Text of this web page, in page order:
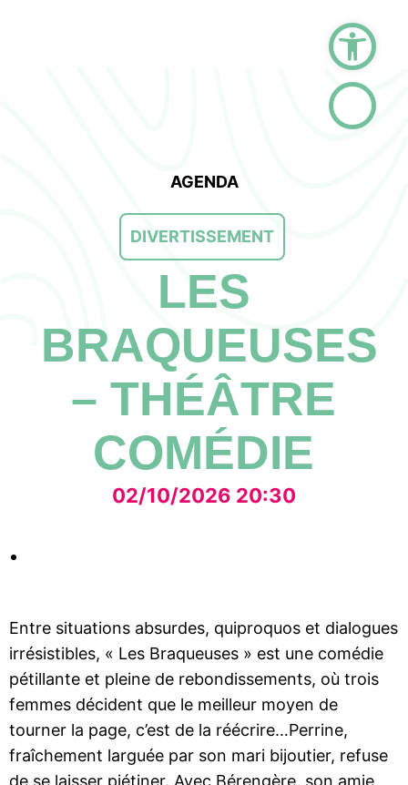
AGENDA
DIVERTISSEMENT
LES
BRAQUEUSES
– THÉÂTRE
COMÉDIE
02/10/2026 20:30
Entre situations absurdes, quiproquos et dialogues
irrésistibles, « Les Braqueuses » est une comédie
pétillante et pleine de rebondissements, où trois
femmes décident que le meilleur moyen de
tourner la page, c’est de la réécrire…Perrine,
fraîchement larguée par son mari bijoutier, refuse
de se laisser piétiner. Avec Bérengère, son amie
Ouvrir la barre